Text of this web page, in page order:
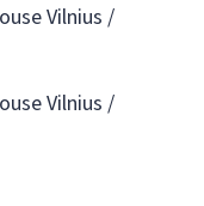
Vilnius /
Vilnius /